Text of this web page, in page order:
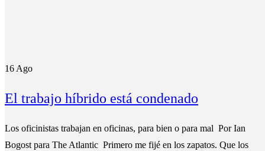
16 Ago
El trabajo híbrido está condenado
Los oficinistas trabajan en oficinas, para bien o para mal Por Ian
Bogost para The Atlantic Primero me fijé en los zapatos. Que los